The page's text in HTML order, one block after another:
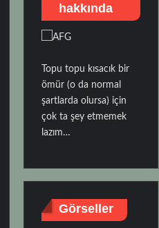
hakkında
Topu topu kısacık bir
ömür (o da normal
şartlarda olursa) için
çok ta şey etmemek
lazım…
Görseller